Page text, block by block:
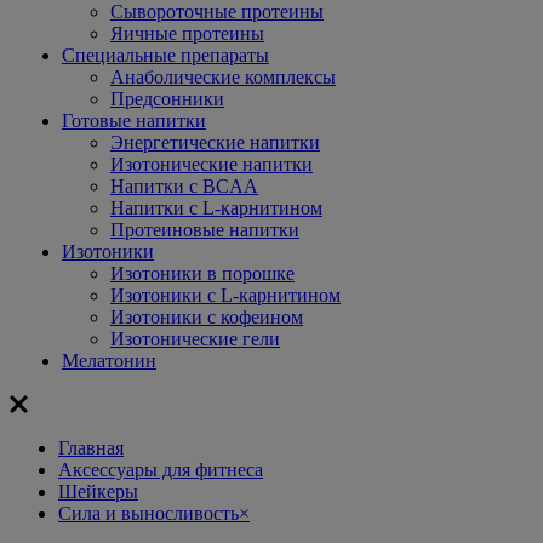
Сывороточные протеины
Яичные протеины
Специальные препараты
Анаболические комплексы
Предсонники
Готовые напитки
Энергетические напитки
Изотонические напитки
Напитки с BCAA
Напитки с L-карнитином
Протеиновые напитки
Изотоники
Изотоники в порошке
Изотоники с L-карнитином
Изотоники с кофеином
Изотонические гели
Мелатонин
Главная
Aксессуары для фитнеса
Шейкеры
Сила и выносливость×